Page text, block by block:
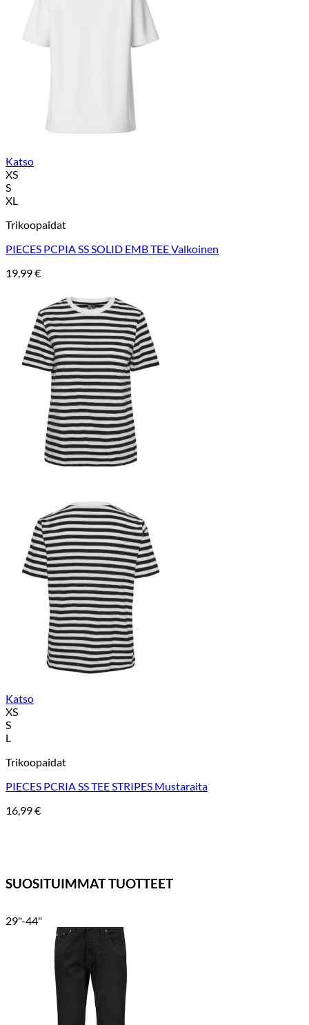
Katso
XS
S
XL
Trikoopaidat
PIECES PCPIA SS SOLID EMB TEE Valkoinen
19,99€
Katso
XS
S
L
Trikoopaidat
PIECES PCRIA SS TEE STRIPES Mustaraita
16,99€
SUOSITUIMMAT TUOTTEET
29"-44"